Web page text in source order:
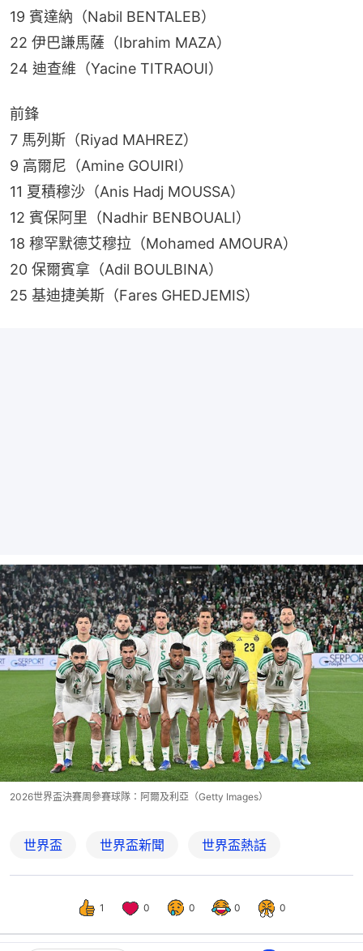
19 賓達納（Nabil BENTALEB）
22 伊巴謙馬薩（Ibrahim MAZA）
24 迪查維（Yacine TITRAOUI）
前鋒
7 馬列斯（Riyad MAHREZ）
9 高爾尼（Amine GOUIRI）
11 夏積穆沙（Anis Hadj MOUSSA）
12 賓保阿里（Nadhir BENBOUALI）
18 穆罕默德艾穆拉（Mohamed AMOURA）
20 保爾賓拿（Adil BOULBINA）
25 基迪捷美斯（Fares GHEDJEMIS）
2026世界盃決賽周參賽球隊：阿爾及利亞（Getty Images）
世界盃 世界盃新聞 世界盃熱話
1 0 0 0 0